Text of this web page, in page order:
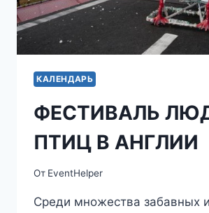
КАЛЕНДАРЬ
ФЕСТИВАЛЬ
ПТИЦ В АНГЛИИ
От EventHelper
Среди множества забавных